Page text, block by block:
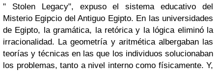
" Stolen Legacy", expuso el sistema educativo del
Misterio Egipcio del Antiguo Egipto. En las universidades
de Egipto, la gramática, la retórica y la lógica eliminó la
irracionalidad. La geometría y aritmética albergaban las
teorías y técnicas en las que los individuos solucionaban
los problemas, tanto a nivel interno como físicamente. Y,